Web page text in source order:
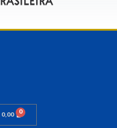
0,00 0